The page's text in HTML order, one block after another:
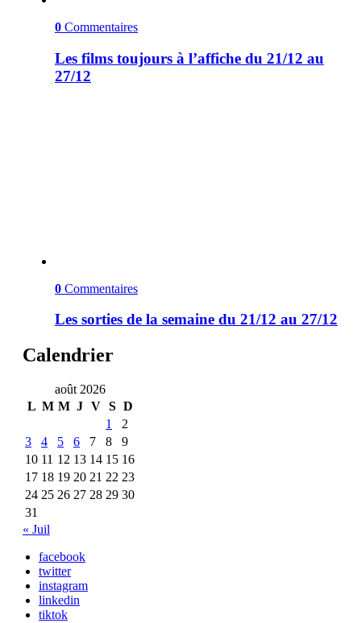
0 Commentaires
Les films toujours à l’affiche du 21/12 au
27/12
0 Commentaires
Les sorties de la semaine du 21/12 au 27/12
Calendrier
août 2026
L M M J V S D
1
2
3
4 5 6 7 8
9
10 11 12 13 14 15 16
17 18 19 20 21 22 23
24 25 26 27 28 29 30
31
« Juil
facebook
twitter
instagram
linkedin
tiktok